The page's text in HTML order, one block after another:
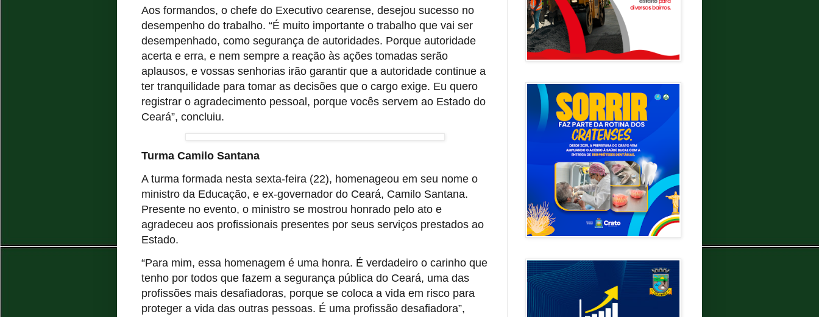
Aos formandos, o chefe do Executivo cearense, desejou sucesso no
desempenho do trabalho. “É muito importante o trabalho que vai ser
desempenhado, como segurança de autoridades. Porque autoridade
acerta e erra, e nem sempre a reação às ações tomadas serão
aplausos, e vossas senhorias irão garantir que a autoridade continue a
ter tranquilidade para tomar as decisões que o cargo exige. Eu quero
registrar o agradecimento pessoal, porque vocês servem ao Estado do
Ceará”, concluiu.
Turma Camilo Santana
A turma formada nesta sexta-feira (22), homenageou em seu nome o
ministro da Educação, e ex-governador do Ceará, Camilo Santana.
Presente no evento, o ministro se mostrou honrado pelo ato e
agradeceu aos profissionais presentes por seus serviços prestados ao
Estado.
“Para mim, essa homenagem é uma honra. É verdadeiro o carinho que
tenho por todos que fazem a segurança pública do Ceará, uma das
profissões mais desafiadoras, porque se coloca a vida em risco para
proteger a vida das outras pessoas. É uma profissão desafiadora”,